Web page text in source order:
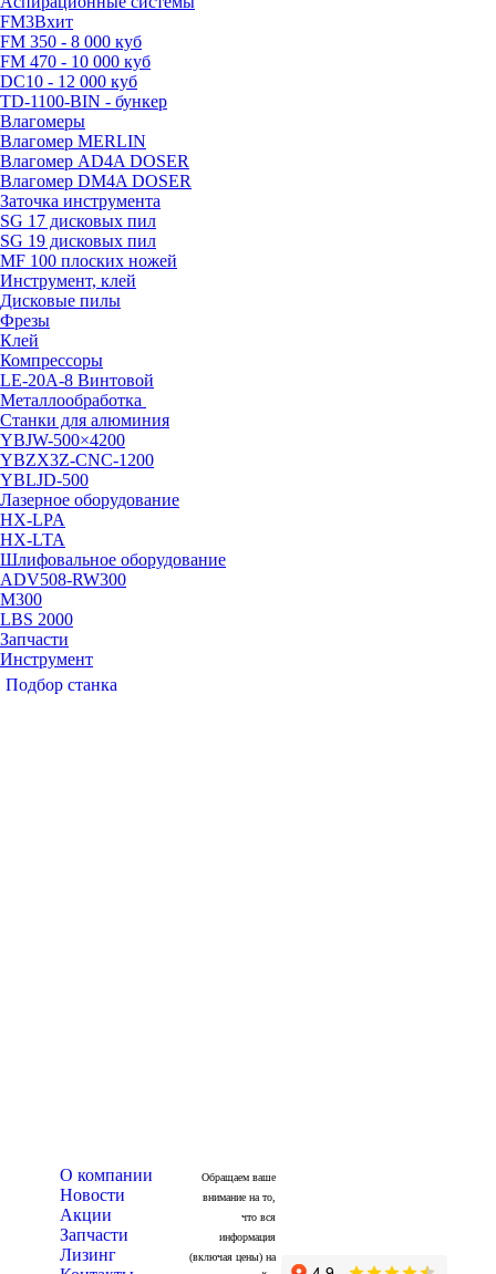
FM3Bхит
FM 350 - 8 000 куб
FM 470 - 10 000 куб
DC10 - 12 000 куб
TD-1100-BIN - бункер
Влагомеры
Влагомер MERLIN
Влагомер AD4A DOSER
Влагомер DM4A DOSER
Заточка инструмента
SG 17 дисковых пил
SG 19 дисковых пил
MF 100 плоских ножей
Инструмент, клей
Дисковые пилы
Фрезы
Клей
Компрессоры
LE-20A-8 Винтовой
Металлообработка
Станки для алюминия
YBJW-500×4200
YBZX3Z-CNC-1200
YBLJD-500
Лазерное оборудование
HX-LPA
HX-LTA
Шлифовальное оборудование
ADV508-RW300
M300
LBS 2000
Запчасти
Инструмент
Подбор станка
О компании
Новости
Акции
Запчасти
Лизинг
Обращаем ваше
внимание на то,
что вся
информация
(включая цены) на